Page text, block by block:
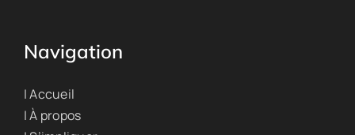
Navigation
| Accueil
| À propos